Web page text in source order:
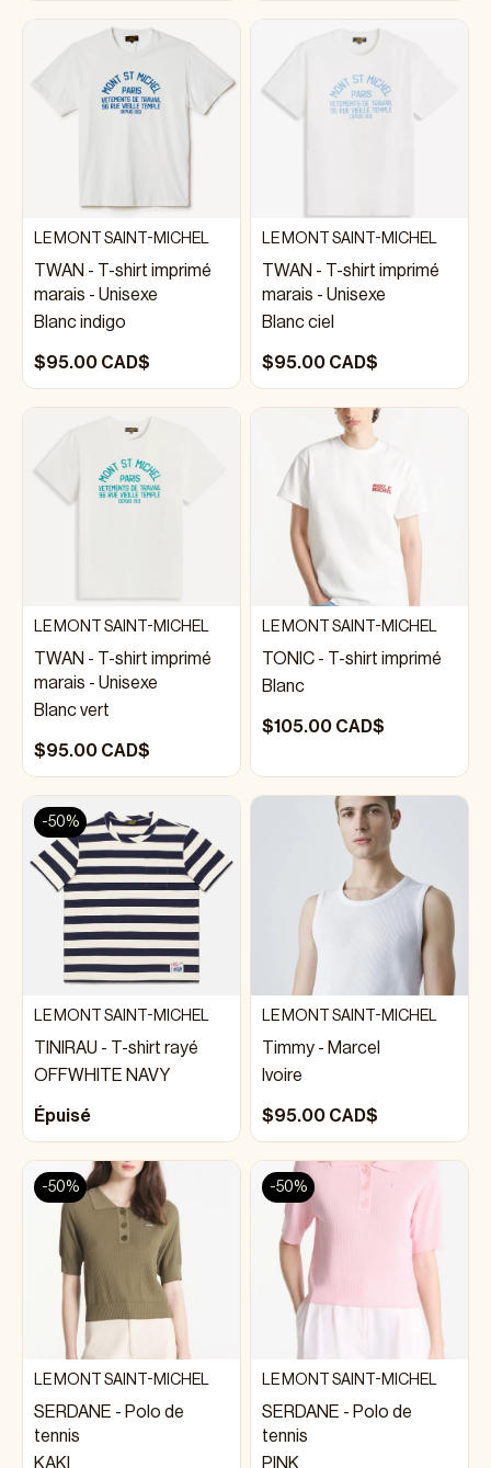
LE MONT SAINT-MICHEL
TWAN - T-shirt imprimé
marais - Unisexe
Blanc indigo
$95.00 CAD$
LE MONT SAINT-MICHEL
TWAN - T-shirt imprimé
marais - Unisexe
Blanc ciel
$95.00 CAD$
LE MONT SAINT-MICHEL
TWAN - T-shirt imprimé
marais - Unisexe
Blanc vert
$95.00 CAD$
LE MONT SAINT-MICHEL
TONIC - T-shirt imprimé
Blanc
$105.00 CAD$
-50%
LE MONT SAINT-MICHEL
TINIRAU - T-shirt rayé
OFFWHITE NAVY
Épuisé
LE MONT SAINT-MICHEL
Timmy - Marcel
Ivoire
$95.00 CAD$
-50%
LE MONT SAINT-MICHEL
SERDANE - Polo de
tennis
KAKI
-50%
LE MONT SAINT-MICHEL
SERDANE - Polo de
tennis
PINK